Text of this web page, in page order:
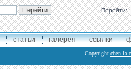
Перейти:
статьи галерея ссылки
Copyright chen-